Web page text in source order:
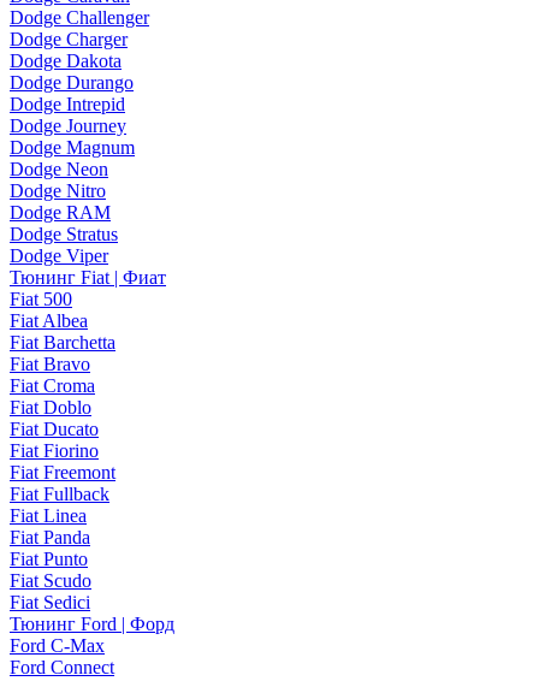
Dodge Challenger
Dodge Charger
Dodge Dakota
Dodge Durango
Dodge Intrepid
Dodge Journey
Dodge Magnum
Dodge Neon
Dodge Nitro
Dodge RAM
Dodge Stratus
Dodge Viper
Тюнинг Fiat | Фиат
Fiat 500
Fiat Albea
Fiat Barchetta
Fiat Bravo
Fiat Croma
Fiat Doblo
Fiat Ducato
Fiat Fiorino
Fiat Freemont
Fiat Fullback
Fiat Linea
Fiat Panda
Fiat Punto
Fiat Scudo
Fiat Sedici
Тюнинг Ford | Форд
Ford C-Max
Ford Connect